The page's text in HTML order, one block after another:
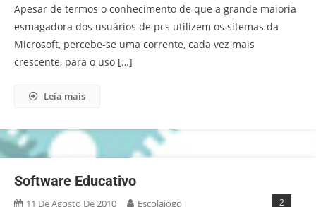
Apesar de termos o conhecimento de que a grande maioria
esmagadora dos usuários de pcs utilizem os sitemas da
Microsoft, percebe-se uma corrente, cada vez mais
crescente, para o uso […]
Leia mais
Software Educativo
11 De Agosto De 2010 Escolajogo 2